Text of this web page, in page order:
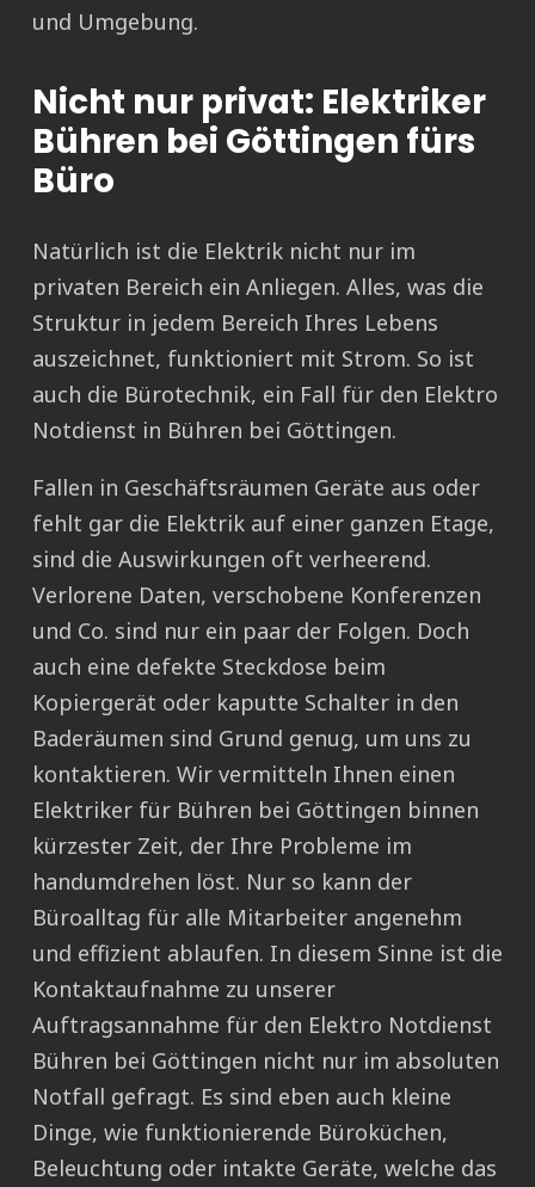
und Umgebung.
Nicht nur privat: Elektriker
Bühren bei Göttingen fürs
Büro
Natürlich ist die Elektrik nicht nur im
privaten Bereich ein Anliegen. Alles, was die
Struktur in jedem Bereich Ihres Lebens
auszeichnet, funktioniert mit Strom. So ist
auch die Bürotechnik, ein Fall für den Elektro
Notdienst in Bühren bei Göttingen.
Fallen in Geschäftsräumen Geräte aus oder
fehlt gar die Elektrik auf einer ganzen Etage,
sind die Auswirkungen oft verheerend.
Verlorene Daten, verschobene Konferenzen
und Co. sind nur ein paar der Folgen. Doch
auch eine defekte Steckdose beim
Kopiergerät oder kaputte Schalter in den
Baderäumen sind Grund genug, um uns zu
kontaktieren. Wir vermitteln Ihnen einen
Elektriker für Bühren bei Göttingen binnen
kürzester Zeit, der Ihre Probleme im
handumdrehen löst. Nur so kann der
Büroalltag für alle Mitarbeiter angenehm
und effizient ablaufen. In diesem Sinne ist die
Kontaktaufnahme zu unserer
Auftragsannahme für den Elektro Notdienst
Bühren bei Göttingen nicht nur im absoluten
Notfall gefragt. Es sind eben auch kleine
Dinge, wie funktionierende Büroküchen,
Beleuchtung oder intakte Geräte, welche das